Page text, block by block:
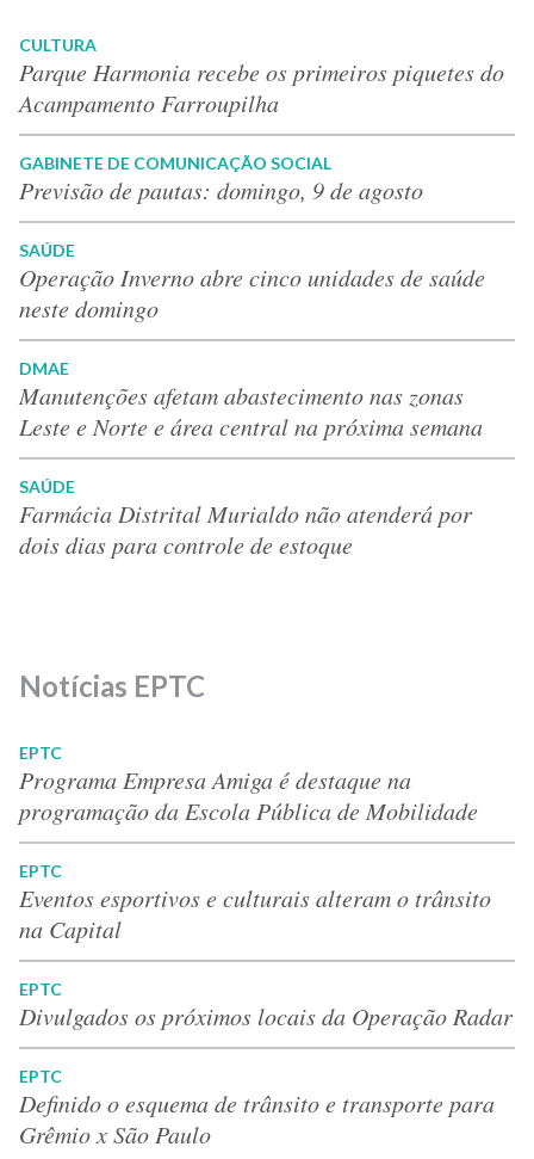
CULTURA
Parque Harmonia recebe os primeiros piquetes do
Acampamento Farroupilha
GABINETE DE COMUNICAÇÃO SOCIAL
Previsão de pautas: domingo, 9 de agosto
SAÚDE
Operação Inverno abre cinco unidades de saúde
neste domingo
DMAE
Manutenções afetam abastecimento nas zonas
Leste e Norte e área central na próxima semana
SAÚDE
Farmácia Distrital Murialdo não atenderá por
dois dias para controle de estoque
Notícias EPTC
EPTC
Programa Empresa Amiga é destaque na
programação da Escola Pública de Mobilidade
EPTC
Eventos esportivos e culturais alteram o trânsito
na Capital
EPTC
Divulgados os próximos locais da Operação Radar
EPTC
Definido o esquema de trânsito e transporte para
Grêmio x São Paulo